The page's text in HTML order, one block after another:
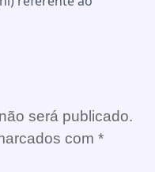
será publicado.
com *